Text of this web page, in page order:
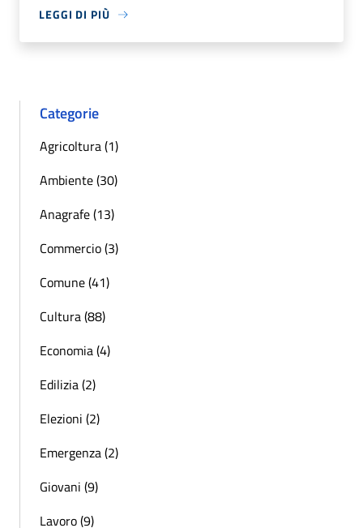
LEGGI DI PIÙ
Categorie
Agricoltura (1)
Ambiente (30)
Anagrafe (13)
Commercio (3)
Comune (41)
Cultura (88)
Economia (4)
Edilizia (2)
Elezioni (2)
Emergenza (2)
Giovani (9)
Lavoro (9)